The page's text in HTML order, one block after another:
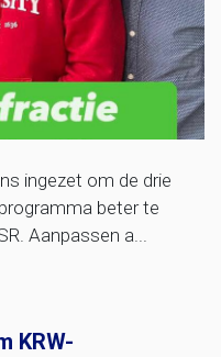
ingezet om de drie
beter te
Aanpassen a...
KRW-